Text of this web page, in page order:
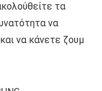
τα
να
να κάνετε ζουμ